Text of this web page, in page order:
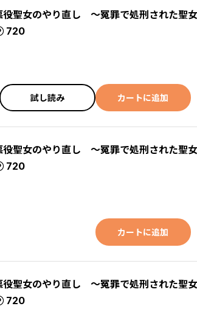
役聖女のやり直し ～冤罪で処刑された聖
720
試し読み カートに追加
役聖女のやり直し ～冤罪で処刑された聖
720
カートに追加
役聖女のやり直し ～冤罪で処刑された聖
720